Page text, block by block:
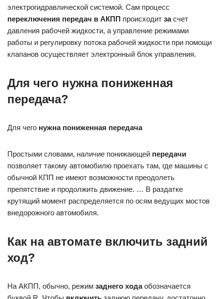
электрогидравлической системой. Сам процесс
переключения передач в АКПП происходит засчет
давления рабочей жидкости, а управление режимами
работы и регулировку потока рабочей жидкости при помощи
клапанов осуществляет электронный блок управления.
Для чего нужна пониженная
передача?
Для чего нужна пониженная передача
Простыми словами, наличие понижающей передачи
позволяет такому автомобилю проехать там, где машины с
обычной КПП не имеют возможности преодолеть
препятствие и продолжить движение. … В раздатке
крутящий момент распределяется по осям ведущих мостов
внедорожного автомобиля.
Как на автомате включить задний
ход?
На АКПП, обычно, режим заднего ходаобозначается